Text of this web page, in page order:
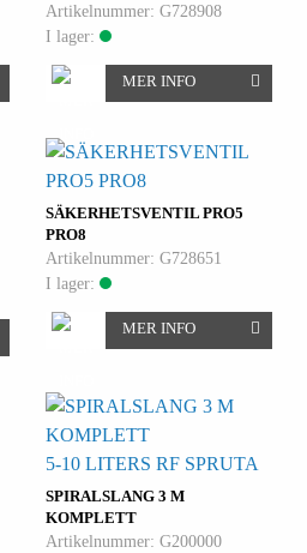
Artikelnummer: G728908
I lager:
MER INFO
SÄKERHETSVENTIL PRO5
PRO8
Artikelnummer: G728651
I lager:
MER INFO
SPIRALSLANG 3 M
KOMPLETT
5-10 LITERS RF SPRUTA
Artikelnummer: G200000